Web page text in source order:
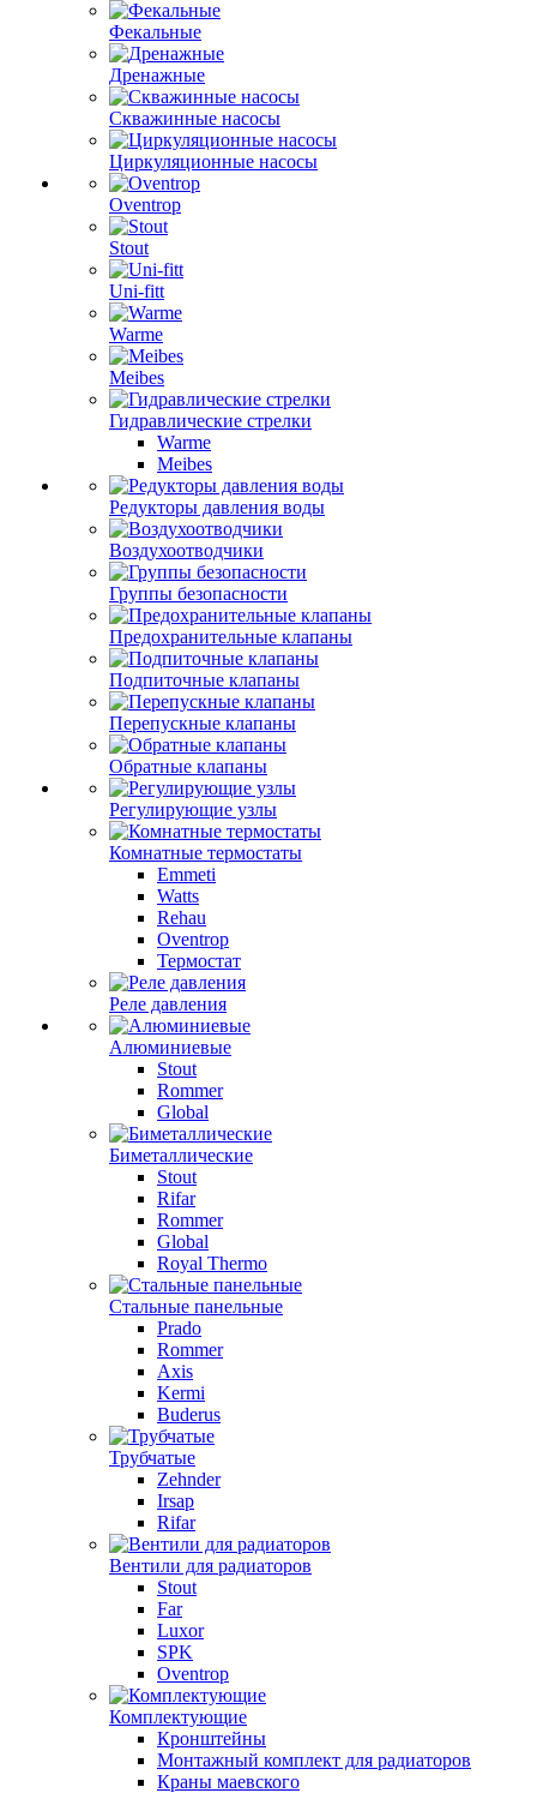
Фекальные
Дренажные
Скважинные насосы
Циркуляционные насосы
Oventrop
Stout
Uni-fitt
Warme
Meibes
Гидравлические стрелки
Warme
Meibes
Редукторы давления воды
Воздухоотводчики
Группы безопасности
Предохранительные клапаны
Подпиточные клапаны
Перепускные клапаны
Обратные клапаны
Регулирующие узлы
Комнатные термостаты
Emmeti
Watts
Rehau
Oventrop
Термостат
Реле давления
Алюминиевые
Stout
Rommer
Global
Биметаллические
Stout
Rifar
Rommer
Global
Royal Thermo
Стальные панельные
Prado
Rommer
Axis
Kermi
Buderus
Трубчатые
Zehnder
Irsap
Rifar
Вентили для радиаторов
Stout
Far
Luxor
SPK
Oventrop
Комплектующие
Кронштейны
Монтажный комплект для радиаторов
Краны маевского